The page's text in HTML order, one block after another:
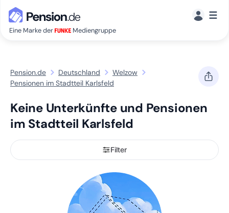
Eine Marke der Mediengruppe
☰
Pension.de Deutschland
Welzow
Pensionen im Stadtteil Karlsfeld
Keine Unterkünfte und Pensionen
im Stadtteil Karlsfeld
Filter